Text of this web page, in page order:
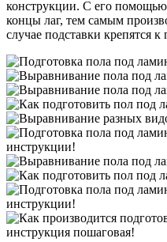
конструкции. С его
концы лаг, тем самым
случае подставки крепятся